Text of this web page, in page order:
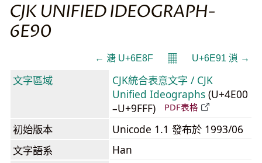
CJK UNIFIED IDEOGRAPH-
6E90
← 溏 U+6E8F 𝄜 U+6E91 溑 →
文字區域
CJK統合表意文字 / CJK
Unified Ideographs (U+4E00
–U+9FFF)
PDF表格
初始版本
Unicode 1.1 發布於 1993/06
文字語系
Han